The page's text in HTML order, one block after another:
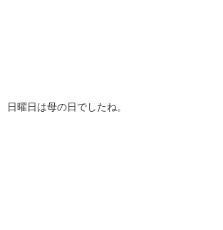
日曜日は母の日でしたね。